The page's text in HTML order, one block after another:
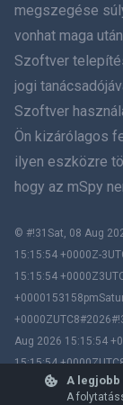
A
A
עברית
megszegése
vonhat maga
Szoftver
jogi
Szoftver
Ön kizárólagos
ilyen eszközre
hogy az mSpy
© #!31Sat, 08 Aug
15:15:54 +0000Z-
15:15:54
Aug 2026 15:15:54
15:15:54
respective owners.